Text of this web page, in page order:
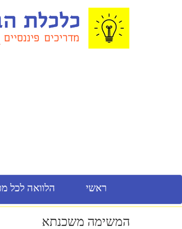
ראשי הלוואה לכל
המשימה משכנתא